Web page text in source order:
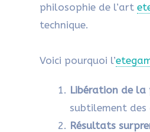
philosophie de l’art
technique.
Voici pourquoi l’
Libération de la
subtilement des
Résultats